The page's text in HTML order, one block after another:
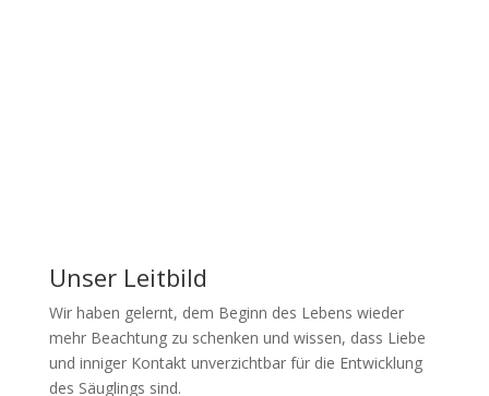
Unser Leitbild
Wir haben gelernt, dem Beginn des Lebens wieder
mehr Beachtung zu schenken und wissen, dass Liebe
und inniger Kontakt unverzichtbar für die Entwicklung
des Säuglings sind.